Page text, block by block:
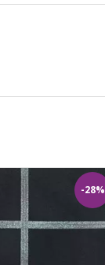
-28%